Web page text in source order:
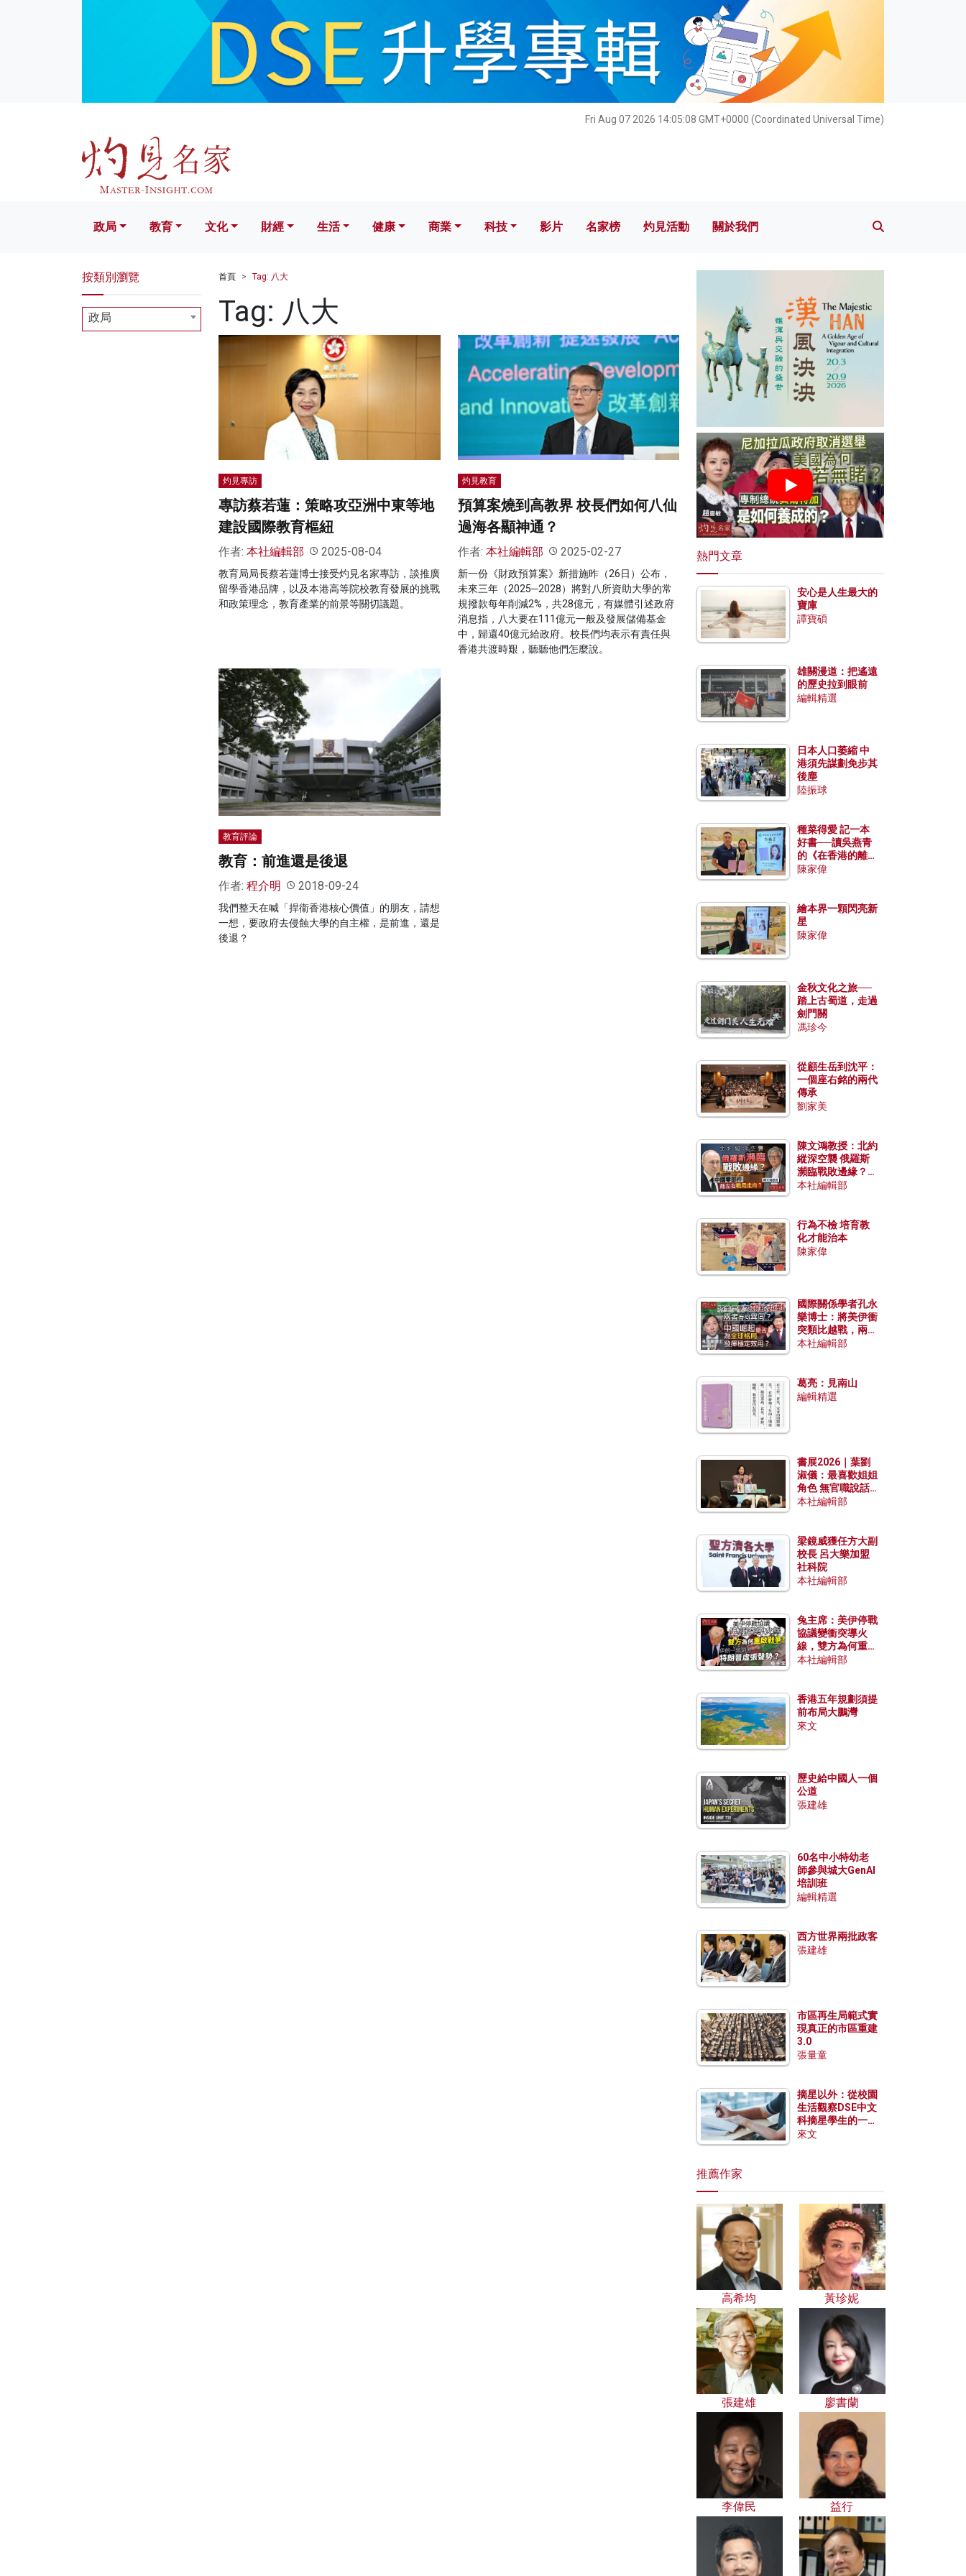
Fri Aug 07 2026 14:05:09 GMT+0000 (Coordinated Universal Time)
文化 財經 生活 健康 科技 影片 名家榜 灼見活動 關於我們
政局 教育 文化 財經 生活 健康 商業 科技 影片 名家榜 灼見活動 關於我們
首頁 Tag: 八大
Tag: 八大
灼見專訪
專訪蔡若蓮：策略攻亞洲中東等地
建設國際教育樞紐
作者: 本社編輯部 2025-08-04
教育局局長蔡若蓮博士接受灼見名家專訪，談推廣
留學香港品牌，以及本港高等院校教育發展的挑戰
和政策理念，教育產業的前景等關切議題。
灼見教育
預算案燒到高教界 校長們如何八仙
過海各顯神通？
作者: 本社編輯部 2025-02-27
新一份《財政預算案》新措施昨（26日）公布，
未來三年（2025─2028）將對八所資助大學的常
規撥款每年削減2%，共28億元，有媒體引述政府
消息指，八大要在111億元一般及發展儲備基金
中，歸還40億元給政府。校長們均表示有責任與
香港共渡時艱，聽聽他們怎麼說。
教育評論
教育：前進還是後退
作者: 程介明 2018-09-24
我們整天在喊「捍衞香港核心價值」的朋友，請想
一想，要政府去侵蝕大學的自主權，是前進，還是
後退？
按類別瀏覽
政局
熱門文章
安心是人生最大的
寶庫
譚寶碩
雄關漫道：把遙遠
的歷史拉到眼前
編輯精選
日本人口萎縮 中
港須先謀劃免步其
後塵
陸振球
種菜得愛 記一本
好書──讀吳燕青
的《在香港的離島
種菜》
陳家偉
繪本界一顆閃亮新
星
陳家偉
金秋文化之旅──
踏上古蜀道，走過
劍門關
馮珍今
從顧生岳到沈平：
一個座右銘的兩代
傳承
劉家美
陳文鴻教授：北約
縱深空襲 俄羅斯
瀕臨戰敗邊緣？中
國零部件能左右戰
本社編輯部
行為不檢 培育教
化才能治本
陳家偉
國際關係學者孔永
樂博士：將美伊衝
突類比越戰，兩者
有何異同？中國崛
本社編輯部
葛亮：見南山
編輯精選
書展2026｜葉劉
淑儀：最喜歡姐姐
角色 無官職說話
包袱少
本社編輯部
梁鏡威獲任方大副
校長 呂大樂加盟
社科院
本社編輯部
兔主席：美伊停戰
協議變衝突導火
線，雙方為何重啟
戰爭？伊朗一早洞
本社編輯部
香港五年規劃須提
前布局大鵬灣
來文
歷史給中國人一個
公道
張建雄
60名中小特幼老
師參與城大GenAI
培訓班
編輯精選
西方世界兩批政客
張建雄
市區再生局範式實
現真正的市區重建
3.0
張量童
摘星以外：從校園
生活觀察DSE中文
科摘星學生的一點
特質
來文
推薦作家
高希均 黃珍妮
張建雄 廖書蘭
李偉民 益行